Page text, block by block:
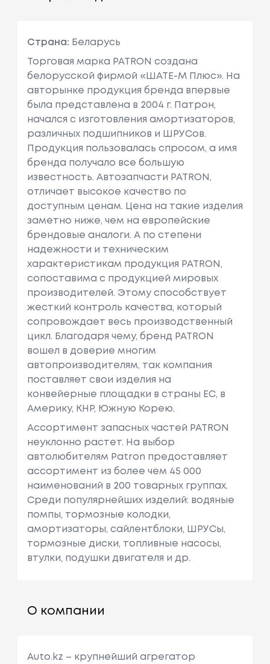
Страна: Беларусь
Торговая марка PATRON создана
белорусской фирмой «ШАТЕ-М Плюс». На
авторынке продукция бренда впервые
была представлена в 2004 г. Патрон,
начался с изготовления амортизаторов,
различных подшипников и ШРУСов.
Продукция пользовалась спросом, а имя
бренда получало все большую
известность. Автозапчасти PATRON,
отличает высокое качество по
доступным ценам. Цена на такие изделия
заметно ниже, чем на европейские
брендовые аналоги. А по степени
надежности и техническим
характеристикам продукция PATRON,
сопоставима с продукцией мировых
производителей. Этому способствует
жесткий контроль качества, который
сопровождает весь производственный
цикл. Благодаря чему, бренд PATRON
вошел в доверие многим
автопроизводителям, так компания
поставляет свои изделия на
конвейерные площадки в страны ЕС, в
Америку, КНР, Южную Корею.
Ассортимент запасных частей PATRON
неуклонно растет. На выбор
автолюбителям Patron предоставляет
ассортимент из более чем 45 000
наименований в 200 товарных группах.
Среди популярнейших изделий: водяные
помпы, тормозные колодки,
амортизаторы, сайлентблоки, ШРУСы,
тормозные диски, топливные насосы,
втулки, подушки двигателя и др.
О компании
Auto.kz – крупнейший агрегатор